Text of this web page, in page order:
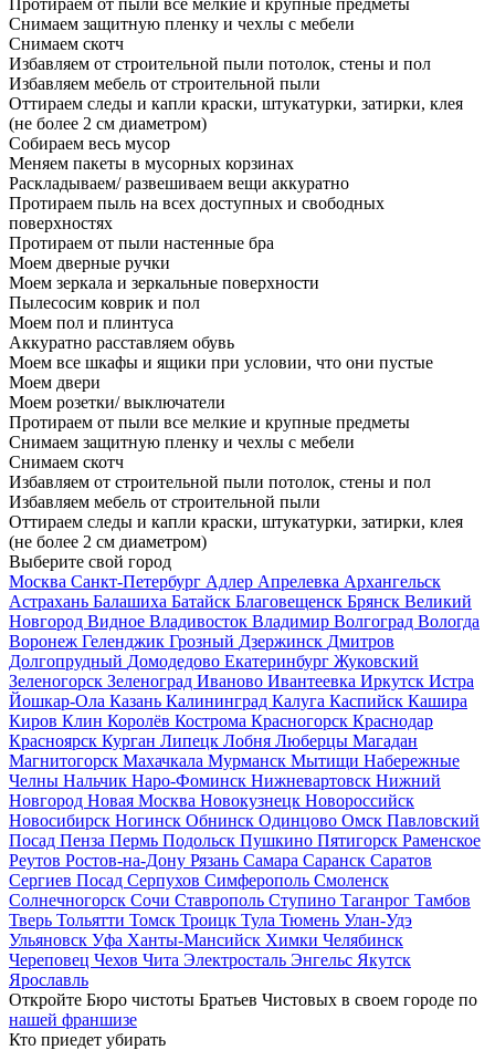
Протираем от пыли все мелкие и крупные предметы
Снимаем защитную пленку и чехлы с мебели
Снимаем скотч
Избавляем от строительной пыли потолок, стены и пол
Избавляем мебель от строительной пыли
Оттираем следы и капли краски, штукатурки, затирки, клея
(не более 2 см диаметром)
Собираем весь мусор
Меняем пакеты в мусорных корзинах
Раскладываем/ развешиваем вещи аккуратно
Протираем пыль на всех доступных и свободных
поверхностях
Протираем от пыли настенные бра
Моем дверные ручки
Моем зеркала и зеркальные поверхности
Пылесосим коврик и пол
Моем пол и плинтуса
Аккуратно расставляем обувь
Моем все шкафы и ящики при условии, что они пустые
Моем двери
Моем розетки/ выключатели
Протираем от пыли все мелкие и крупные предметы
Снимаем защитную пленку и чехлы с мебели
Снимаем скотч
Избавляем от строительной пыли потолок, стены и пол
Избавляем мебель от строительной пыли
Оттираем следы и капли краски, штукатурки, затирки, клея
(не более 2 см диаметром)
Выберите свой город
Москва Санкт-Петербург Адлер Апрелевка Архангельск
Астрахань Балашиха Батайск Благовещенск Брянск Великий
Новгород Видное Владивосток Владимир Волгоград Вологда
Воронеж Геленджик Грозный Дзержинск Дмитров
Долгопрудный Домодедово Екатеринбург Жуковский
Зеленогорск Зеленоград Иваново Ивантеевка Иркутск Истра
Йошкар-Ола Казань Калининград Калуга Каспийск Кашира
Киров Клин Королёв Кострома Красногорск Краснодар
Красноярск Курган Липецк Лобня Люберцы Магадан
Магнитогорск Махачкала Мурманск Мытищи Набережные
Челны Нальчик Наро-Фоминск Нижневартовск Нижний
Новгород Новая Москва Новокузнецк Новороссийск
Новосибирск Ногинск Обнинск Одинцово Омск Павловский
Посад Пенза Пермь Подольск Пушкино Пятигорск Раменское
Реутов Ростов-на-Дону Рязань Самара Саранск Саратов
Сергиев Посад Серпухов Симферополь Смоленск
Солнечногорск Сочи Ставрополь Ступино Таганрог Тамбов
Тверь Тольятти Томск Троицк Тула Тюмень Улан-Удэ
Ульяновск Уфа Ханты-Мансийск Химки Челябинск
Череповец Чехов Чита Электросталь Энгельс Якутск
Ярославль
Откройте Бюро чистоты Братьев Чистовых в своем городе по
нашей франшизе
Кто приедет убирать